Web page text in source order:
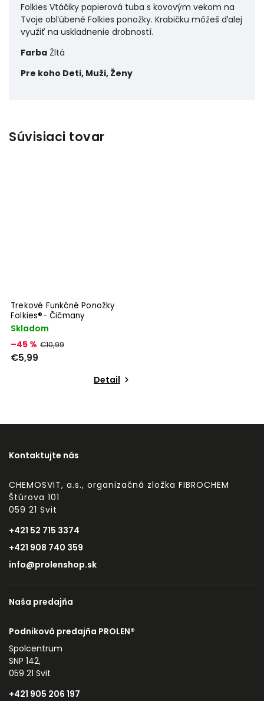
Folkies Vtáčiky papierová tuba s kovovým vekom na
Tvoje obľúbené Folkies ponožky. Krabičku môžeš ďalej
využiť na uskladnenie drobností.
Farba Žltá
Pre koho Deti, Muži, Ženy
Súvisiaci tovar
Trekové Funkčné Ponožky
Folkies®- Čičmany
Skladom
–45 % €10,99
€5,99
Detail
Kontaktujte nás
CHEMOSVIT, a.s., organizačná zložka FIBROCHEM
Štúrova 101
059 21 Svit
+421 52 715 3374
+421 908 740 359
info@prolenshop.sk
Naša predajňa
Podniková predajňa PROLEN®
Spolcentrum
SNP 142,
059 21 Svit
+421 905 206 197